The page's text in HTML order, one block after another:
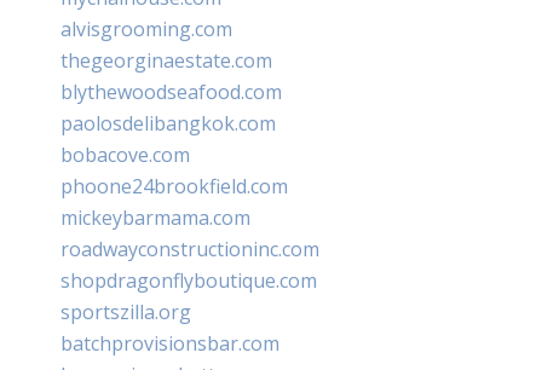
alvisgrooming.com
thegeorginaestate.com
blythewoodseafood.com
paolosdelibangkok.com
bobacove.com
phoone24brookfield.com
mickeybarmama.com
roadwayconstructioninc.com
shopdragonflyboutique.com
sportszilla.org
batchprovisionsbar.com